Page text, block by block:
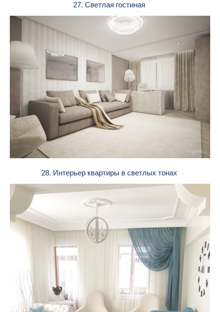
27. Светлая гостиная
28. Интерьер квартиры в светлых тонах